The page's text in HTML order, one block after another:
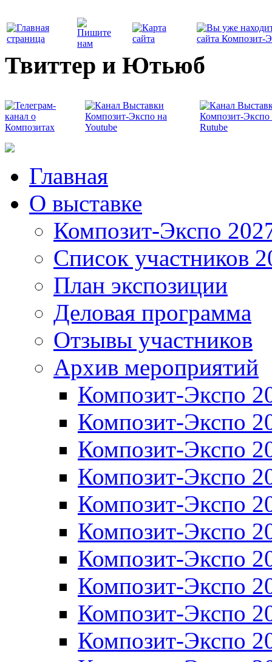
Твиттер и Ютьюб
Главная
О выставке
Композит-Экспо
Список участников
План экспозиции
Деловая программа
Отзывы участников
Архив мероприятий
Композит-Экспо
Композит-Экспо
Композит-Экспо
Композит-Экспо
Композит-Экспо
Композит-Экспо
Композит-Экспо
Композит-Экспо
Композит-Экспо
Композит-Экспо